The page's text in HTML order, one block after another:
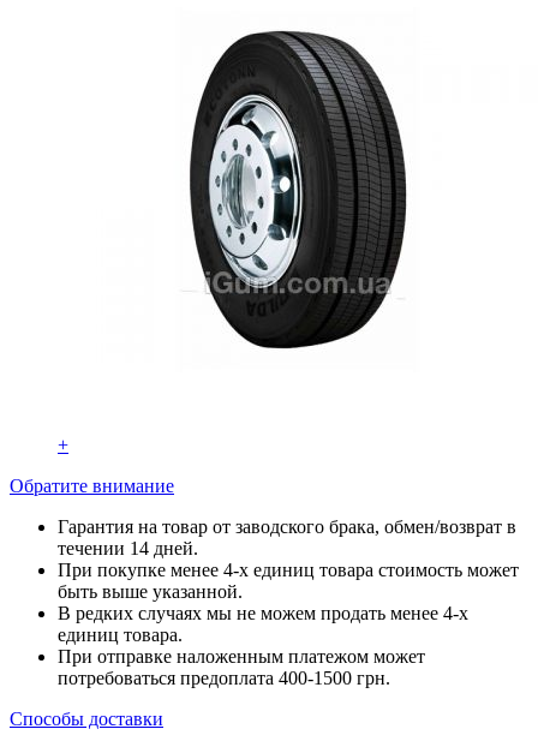
+
Обратите внимание
Гарантия на товар от заводского брака, обмен/возврат в
течении 14 дней.
При покупке менее 4-х единиц товара стоимость может
быть выше указанной.
В редких случаях мы не можем продать менее 4-х
единиц товара.
При отправке наложенным платежом может
потребоваться предоплата 400-1500 грн.
Способы доставки